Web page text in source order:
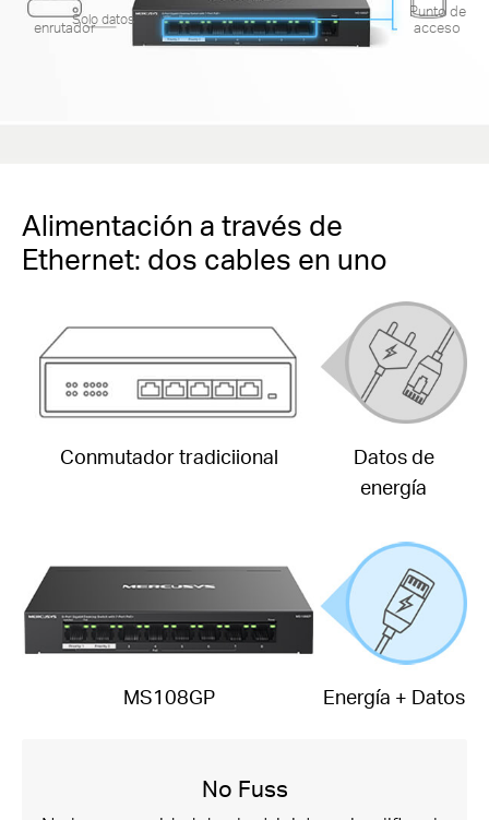
enrutadorSolo datos
Punto de
acceso
Alimentación a través de
Ethernet: dos cables en uno
Conmutador tradiciional
Datos de
energía
MS108GP Energía + Datos
No Fuss